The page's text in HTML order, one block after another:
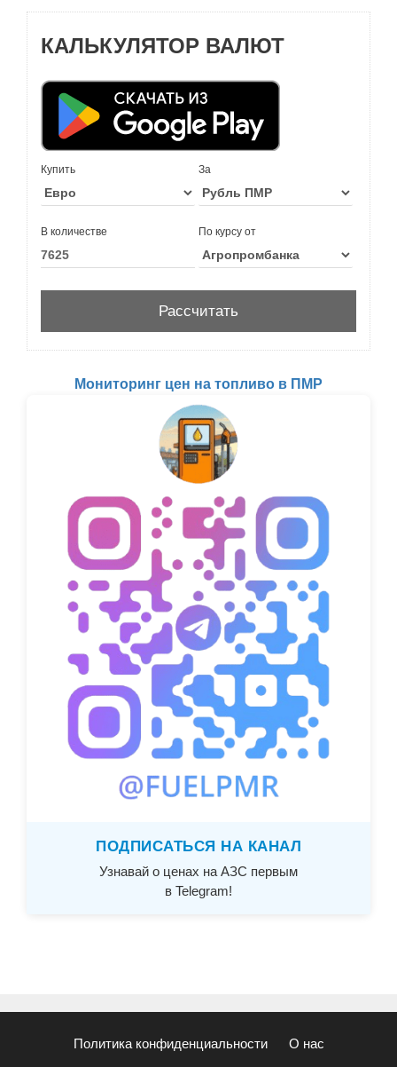
КАЛЬКУЛЯТОР ВАЛЮТ
Купить За
В количестве По курсу от
Мониторинг цен на топливо в ПМР
ПОДПИСАТЬСЯ НА КАНАЛ
Узнавай о ценах на АЗС первым
в Telegram!
Политика конфиденциальности О нас